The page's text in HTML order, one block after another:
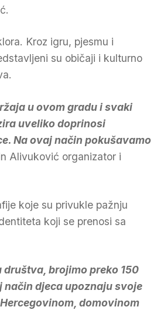
Kroz igru, pjesmu i
su običaji i kulturno
u ovom gradu i svaki
uveliko doprinosi
Na ovaj način pokušavamo
Alivuković organizator i
koje su privukle pažnju
koji se prenosi sa
brojimo preko 150
način djeca upoznaju svoje
domovinom